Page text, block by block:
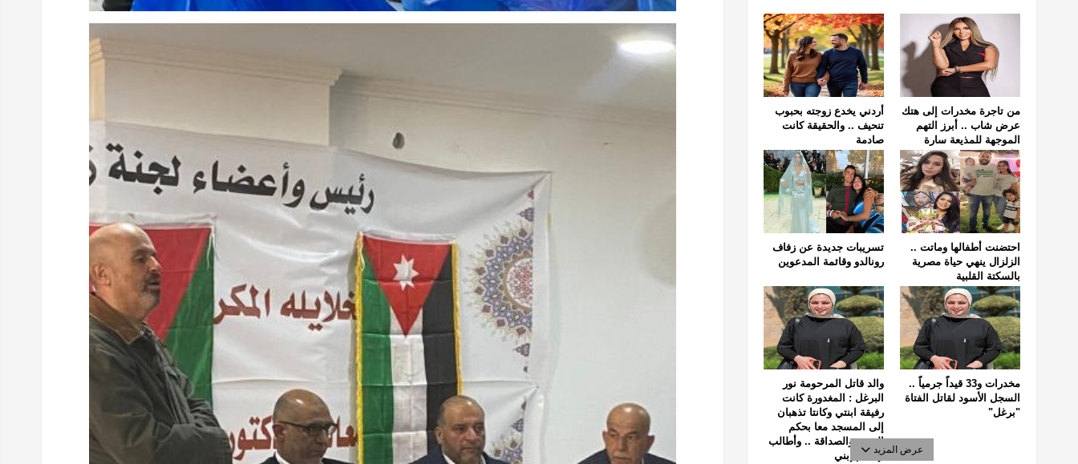
أردني يخدع زوجته بحبوب
تنحيف .. والحقيقة كانت
صادمة
من تاجرة مخدرات إلى هتك
عرض شاب .. أبرز التهم
الموجهة للمذيعة سارة
خليفة
تسريبات جديدة عن زفاف
رونالدو وقائمة المدعوين
احتضنت أطفالها وماتت ..
الزلزال ينهي حياة مصرية
بالسكتة القلبية
والد قاتل المرحومة نور
البرغل : المغدورة كانت
رفيقة ابنتي وكانتا تذهبان
إلى المسجد معا بحكم
الجيرة والصداقة .. وأطالب
بإعدام إبني
مخدرات و33 قيداً جرمياً ..
السجل الأسود لقاتل الفتاة
"برغل"
عرض المزيد